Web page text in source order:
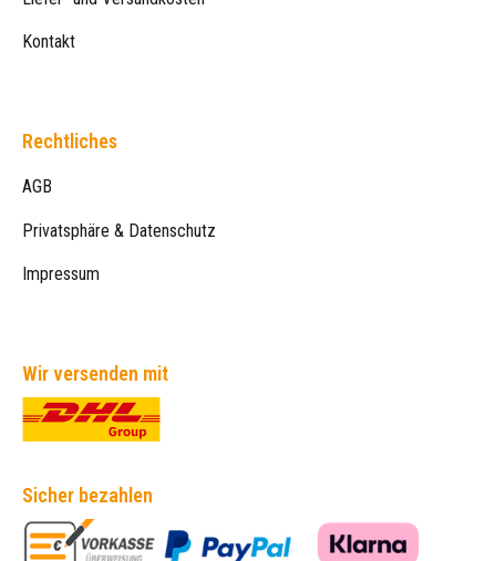
Kontakt
Rechtliches
AGB
Privatsphäre & Datenschutz
Impressum
Wir versenden mit
Sicher bezahlen